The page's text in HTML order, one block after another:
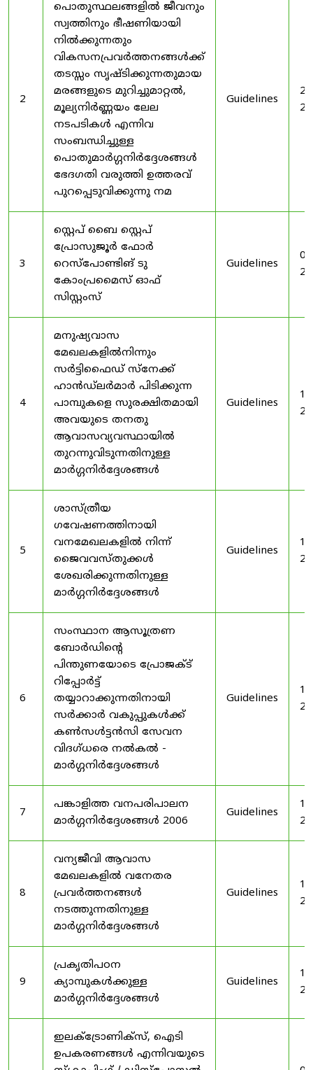
2
പൊതുസ്ഥലങ്ങളിൽ ജീവനും
സ്വത്തിനും ഭീഷണിയായി
നിൽക്കുന്നതും
വികസനപ്രവർത്തനങ്ങൾക്ക്
തടസ്സം സൃഷ്ടിക്കുന്നതുമായ
മരങ്ങളുടെ മുറിച്ചുമാറ്റൽ,
മൂല്യനിർണ്ണയം ലേല
നടപടികൾ എന്നിവ
സംബന്ധിച്ചുള്ള
പൊതുമാർഗ്ഗനിർദ്ദേശങ്ങൾ
ഭേദഗതി വരുത്തി ഉത്തരവ്
പുറപ്പെടുവിക്കുന്നു നമ
Guidelines
3
സ്റ്റെപ് ബൈ സ്റ്റെപ്
പ്രോസുജൂർ ഫോർ
റെസ്‌പോണ്ടിങ് ടു
കോംപ്രമൈസ് ഓഫ്
സിസ്റ്റംസ്
Guidelines
4
മനുഷ്യവാസ
മേഖലകളിൽനിന്നും
സർട്ടിഫൈഡ് സ്നേക്ക്
ഹാൻഡ്‌ലർമാർ പിടിക്കുന്ന
പാമ്പുകളെ സുരക്ഷിതമായി
അവയുടെ തനതു
ആവാസവ്യവസ്ഥായിൽ
തുറന്നുവിടുന്നതിനുള്ള
മാർഗ്ഗനിർദ്ദേശങ്ങൾ
Guidelines
5
ശാസ്ത്രീയ
ഗവേഷണത്തിനായി
വനമേഖലകളിൽ നിന്ന്
ജൈവവസ്തുക്കൾ
ശേഖരിക്കുന്നതിനുള്ള
മാർഗ്ഗനിർദ്ദേശങ്ങൾ
Guidelines
6
സംസ്ഥാന ആസൂത്രണ
ബോർഡിൻ്റെ
പിന്തുണയോടെ പ്രോജക്ട്
റിപ്പോർട്ട്
തയ്യാറാക്കുന്നതിനായി
സർക്കാർ വകുപ്പുകൾക്ക്
കൺസൾട്ടൻസി സേവന
വിദഗ്ധരെ നൽകൽ -
മാർഗ്ഗനിർദ്ദേശങ്ങൾ
Guidelines
7
പങ്കാളിത്ത വനപരിപാലന
മാർഗ്ഗനിർദ്ദേശങ്ങൾ 2006
Guidelines
8
വന്യജീവി ആവാസ
മേഖലകളിൽ വനേതര
പ്രവർത്തനങ്ങൾ
നടത്തുന്നതിനുള്ള
മാർഗ്ഗനിർദ്ദേശങ്ങൾ
Guidelines
9
പ്രകൃതിപഠന
ക്യാമ്പുകൾക്കുള്ള
മാർഗ്ഗനിർദ്ദേശങ്ങൾ
Guidelines
ഇലക്‌ട്രോണിക്‌സ്, ഐടി
ഉപകരണങ്ങൾ എന്നിവയുടെ